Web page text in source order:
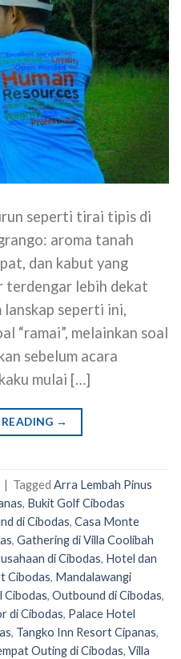
seperti tirai tipis di
aroma tanah
dan kabut yang
terdengar lebih dekat
lanskap seperti ini,
“ramai”, melainkan soal
sebelum acara
mulai […]
→
| Tagged Arra Lembah Pinus
, Bukit Golf Cibodas
di Cibodas, Casa Monte
, Gathering di Villa Coolibah
di Cibodas, Hotel dan
Cibodas, Mandalawangi
Cibodas, Outbound di Cibodas,
di Cibodas, Palace Hotel
, Tangko Inn Resort Cipanas,
Outing di Cibodas, Villa